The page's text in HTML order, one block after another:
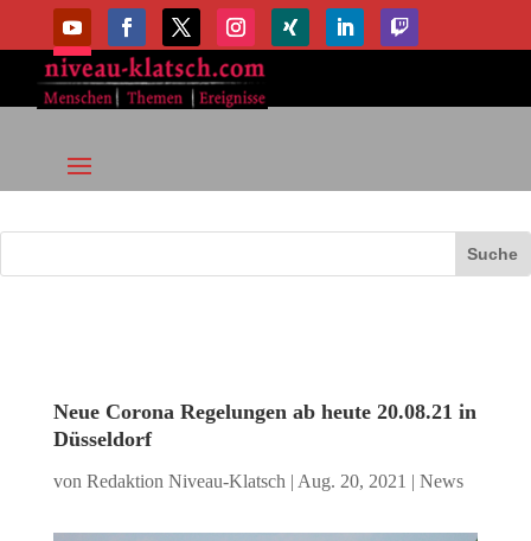
Neue Corona Regelungen ab heute 20.08.21 in
Düsseldorf
von Redaktion Niveau-Klatsch | Aug. 20, 2021 | News